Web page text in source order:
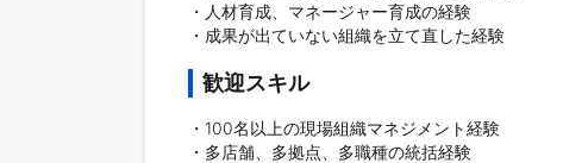
・人材育成、マネージャー育成の経験
歓迎スキル
・100名以上の現場組織マネジメント経験
・多店舗、多拠点、多職種の統括経験